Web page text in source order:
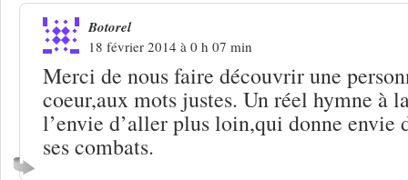
Botorel
18 février 2014 à 0 h 07 min
Merci de nous faire découvrir une
coeur,aux mots justes. Un réel hymne à
l’envie d’aller plus loin,qui donne envie
ses combats.